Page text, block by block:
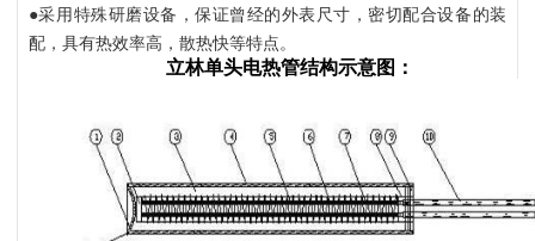
●采用特殊研磨设备，保证曾经的外表尺寸，密切配合设备的装
配，具有热效率高，散热快等特点。
立林单头电热管结构示意图：